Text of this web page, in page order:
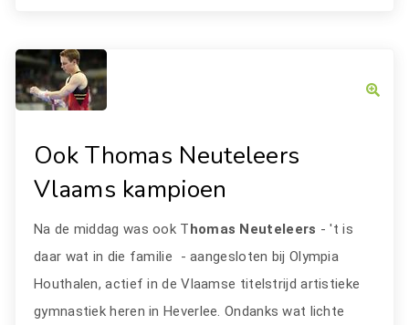
Ook Thomas Neuteleers
Vlaams kampioen
Na de middag was ook Thomas Neuteleers - 't is
daar wat in die familie - aangesloten bij Olympia
Houthalen, actief in de Vlaamse titelstrijd artistieke
gymnastiek heren in Heverlee. Ondanks wat lichte